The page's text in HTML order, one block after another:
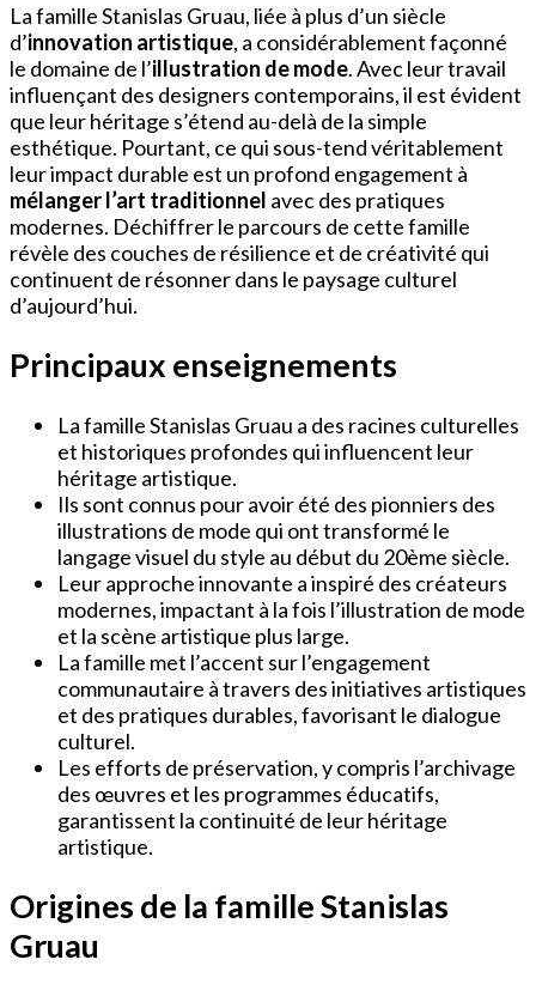
La famille Stanislas Gruau, liée à plus d’un siècle
d’innovation artistique, a considérablement façonné
le domaine de l’illustration de mode. Avec leur travail
influençant des designers contemporains, il est évident
que leur héritage s’étend au-delà de la simple
esthétique. Pourtant, ce qui sous-tend véritablement
leur impact durable est un profond engagement à
mélanger l’art traditionnel avec des pratiques
modernes. Déchiffrer le parcours de cette famille
révèle des couches de résilience et de créativité qui
continuent de résonner dans le paysage culturel
d’aujourd’hui.
Principaux enseignements
La famille Stanislas Gruau a des racines culturelles
et historiques profondes qui influencent leur
héritage artistique.
Ils sont connus pour avoir été des pionniers des
illustrations de mode qui ont transformé le
langage visuel du style au début du 20ème siècle.
Leur approche innovante a inspiré des créateurs
modernes, impactant à la fois l’illustration de mode
et la scène artistique plus large.
La famille met l’accent sur l’engagement
communautaire à travers des initiatives artistiques
et des pratiques durables, favorisant le dialogue
culturel.
Les efforts de préservation, y compris l’archivage
des œuvres et les programmes éducatifs,
garantissent la continuité de leur héritage
artistique.
Origines de la famille Stanislas
Gruau